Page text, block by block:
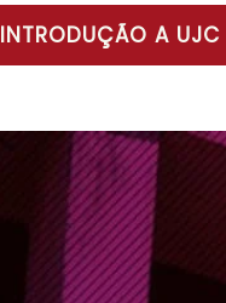
INTRODUÇÃO A UJC